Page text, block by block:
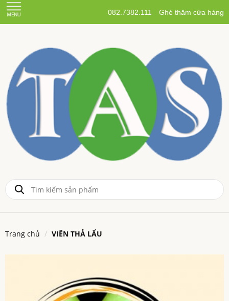
082.7382.111 Ghé thăm cửa hàng
Trang chủ VIÊN THẢ LẨU